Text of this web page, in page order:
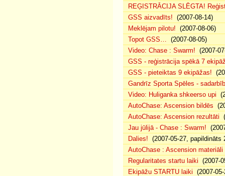
REĢISTRĀCIJA SLĒGTA!
GSS aizvadīts! (2007-08-14)
Meklējam pilotu! (2007-08-06)
Topot GSS… (2007-08-05)
Video: Chase : Swarm! (2007-
GSS - reģistrācija spēkā 7
GSS - pieteiktas 9 ekipāžas!
Gandrīz Sporta Spēles -
Video: Huliganka shkeerso upi
AutoChase: Ascension bildēs
AutoChase: Ascension rezultāti
Jau jūlijā - Chase : Swarm!
Dalies! (2007-05-27, papildināts
AutoChase : Ascension materiāli
Regularitates startu laiki (2007-
Ekipāžu STARTU laiki (2007-